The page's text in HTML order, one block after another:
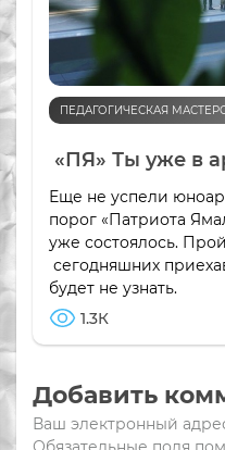
ПЕДАГОГИЧЕСКАЯ
«ПЯ» Ты уже в
Еще не успели
порог «Патриота
уже состоялось.
сегодняшних
будет не узнать.
1.3К
Добавить
Ваш электронный